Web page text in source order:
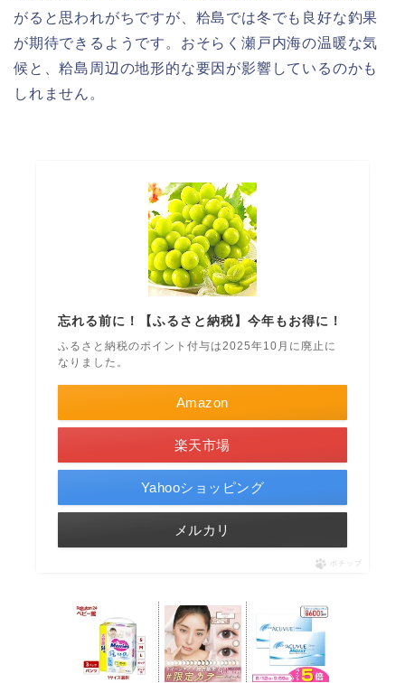
がると思われがちですが、粭島では冬でも良好な釣果
が期待できるようです。おそらく瀬戸内海の温暖な気
候と、粭島周辺の地形的な要因が影響しているのかも
しれません。
忘れる前に！【ふるさと納税】今年もお得に！
ふるさと納税のポイント付与は2025年10月に廃止に
なりました。
Amazon
楽天市場
Yahooショッピング
メルカリ
ポチップ